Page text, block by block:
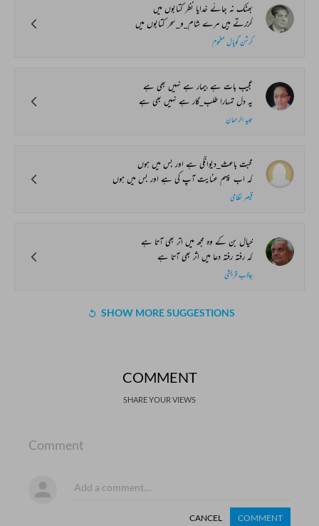
بھٹک نہ جائے خدایا نظر کتابوں میں
گزرتے ہیں مرے شام_و_سحر کتابوں میں
کرشن گوپال مغموم
عجیب بات ہے بیمار ہے نہیں بھی ہے
یہ دل تمہارا طلب_گار ہے نہیں بھی ہے
عبید الرحمان
محبت باعث_دیوانگی ہے اور بس میں ہوں
کہ اب پیہم عنایت آپ کی ہے اور بس میں ہوں
قیصر نظامی
خیال بن کے وہ مجھ میں اتر بھی آتا ہے
کہ رفتہ رفتہ دعا میں اثر بھی آتا ہے
جاذب قریشی
SHOW MORE SUGGESTIONS
COMMENT
SHARE YOUR VIEWS
Comment
CANCEL COMMENT